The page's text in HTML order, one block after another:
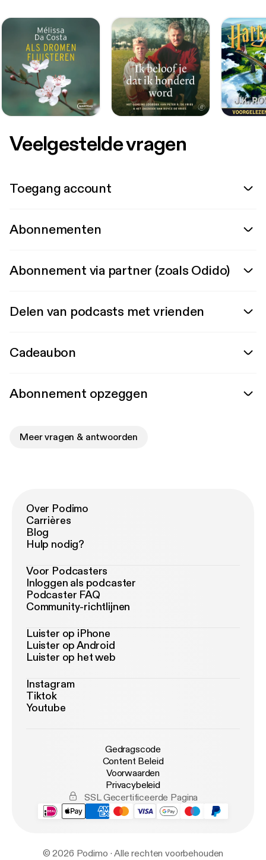
Veelgestelde vragen
Toegang account
Abonnementen
Abonnement via partner (zoals Odido)
Delen van podcasts met vrienden
Cadeaubon
Abonnement opzeggen
Meer vragen & antwoorden
Over Podimo
Carrières
Blog
Hulp nodig?
Voor Podcasters
Inloggen als podcaster
Podcaster FAQ
Community-richtlijnen
Luister op iPhone
Luister op Android
Luister op het web
Instagram
Tiktok
Youtube
Gedragscode
Content Beleid
Voorwaarden
Privacybeleid
SSL Gecertificeerde Pagina
© 2026 Podimo · Alle rechten voorbehouden